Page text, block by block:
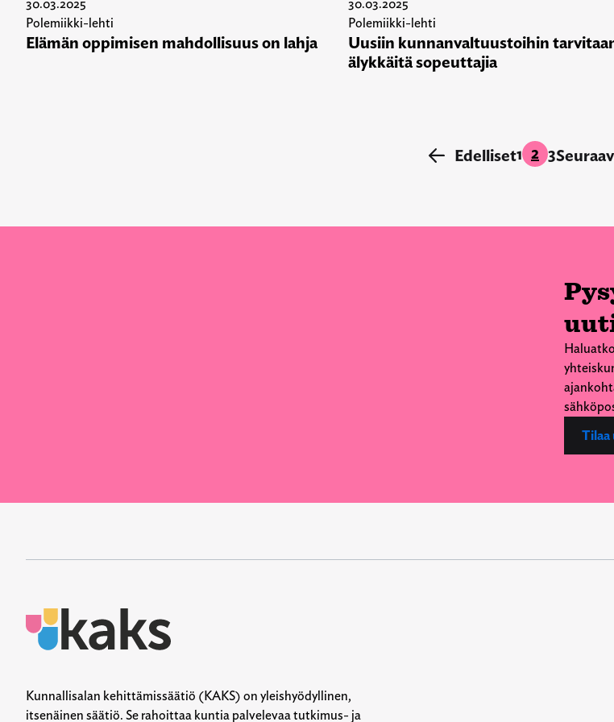
30.03.2025
Polemiikki-lehti
Elämän oppimisen mahdollisuus on lahja
30.03.2025
Polemiikki-lehti
Uusiin kunnanvaltuustoihin
älykkäitä sopeuttajia
← Edelliset1 2 3
Tilaa
Kunnallisalan kehittämissäätiö (KAKS) on yleishyödyllinen,
itsenäinen säätiö. Se rahoittaa kuntia palvelevaa tutkimus- ja